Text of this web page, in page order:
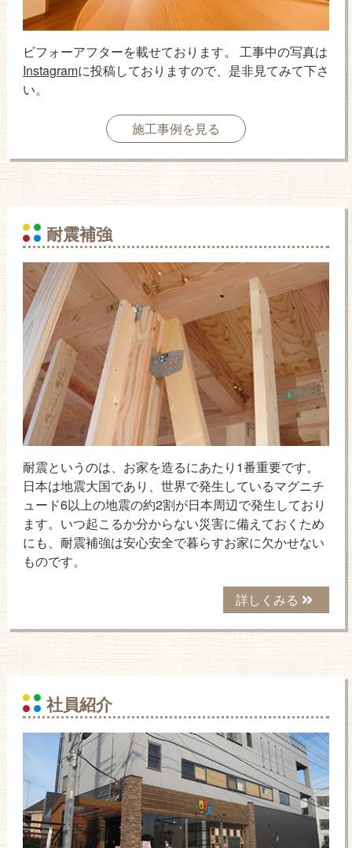
ビフォーアフターを載せております。 工事中の写真は
Instagramに投稿しておりますので、是非見てみて下さ
い。
施工事例を見る
耐震補強
耐震というのは、お家を造るにあたり1番重要です。
日本は地震大国であり、世界で発生しているマグニチ
ュード6以上の地震の約2割が日本周辺で発生しており
ます。いつ起こるか分からない災害に備えておくため
にも、耐震補強は安心安全で暮らすお家に欠かせない
ものです。
詳しくみる
社員紹介